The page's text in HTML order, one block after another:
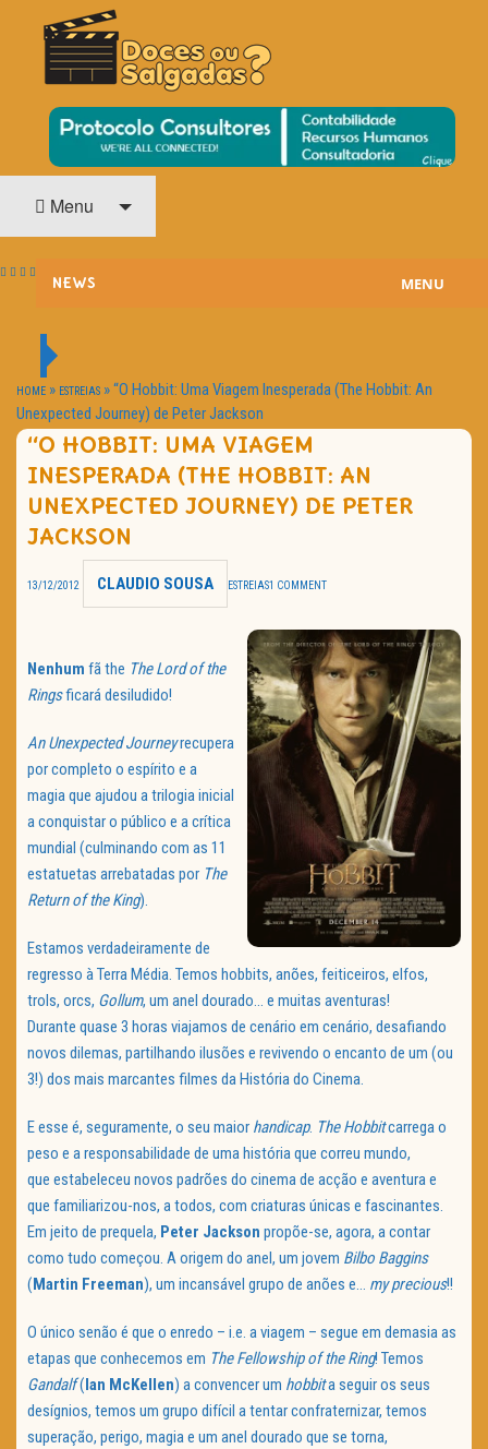
DOCES OU SALGADAS?
O Cinema? Uma Paixão!!
Menu
NEWS
PASSATEMPOS
HOME CINEMA
NOTA PESSOAL
MENU
HOME » ESTREIAS »“O Hobbit: Uma Viagem Inesperada (The Hobbit: An
Unexpected Journey) de Peter Jackson
“O HOBBIT: UMA VIAGEM
INESPERADA (THE HOBBIT: AN
UNEXPECTED JOURNEY) DE PETER
JACKSON
13/12/2012 CLAUDIO SOUSA ESTREIAS1 COMMENT
Nenhum fã the The Lord of the
Ringsficará desiludido!
An Unexpected Journeyrecupera
por completo o espírito e a
magia que ajudou a trilogia inicial
a conquistar o público e a crítica
mundial (culminando com as 11
estatuetas arrebatadas por The
Return of the King).
Estamos verdadeiramente de
regresso à Terra Média. Temos hobbits, anões, feiticeiros, elfos,
trols, orcs, Gollum, um anel dourado… e muitas aventuras!
Durante quase 3 horas viajamos de cenário em cenário, desafiando
novos dilemas, partilhando ilusões e revivendo o encanto de um (ou
3!) dos mais marcantes filmes da História do Cinema.
E esse é, seguramente, o seu maior handicap. The Hobbitcarrega o
peso e a responsabilidade de uma história que correu mundo,
que estabeleceu novos padrões do cinema de acção e aventura e
que familiarizou-nos, a todos, com criaturas únicas e fascinantes.
Em jeito de prequela, Peter Jackson propõe-se, agora, a contar
como tudo começou. A origem do anel, um jovem Bilbo Baggins
(Martin Freeman), um incansável grupo de anões e… my precious!!
O único senão é que o enredo – i.e. a viagem – segue em demasia as
etapas que conhecemos em The Fellowship of the Ring! Temos
Gandalf(Ian McKellen) a convencer um hobbita seguir os seus
desígnios, temos um grupo difícil a tentar confraternizar, temos
superação, perigo, magia e um anel dourado que se torna,